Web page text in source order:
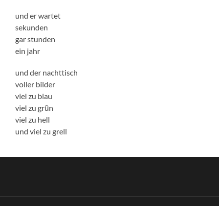
und er wartet
sekunden
gar stunden
ein jahr
und der nachttisch
voller bilder
viel zu blau
viel zu grūn
viel zu hell
und viel zu grell